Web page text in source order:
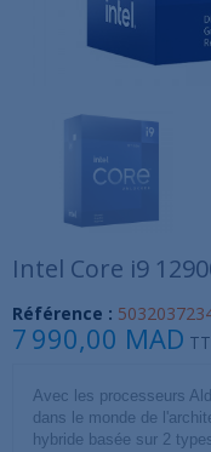
Intel Core i9
Référence :
7 990,00 MAD
Avec les processeurs
dans le monde de
hybride basée sur 2